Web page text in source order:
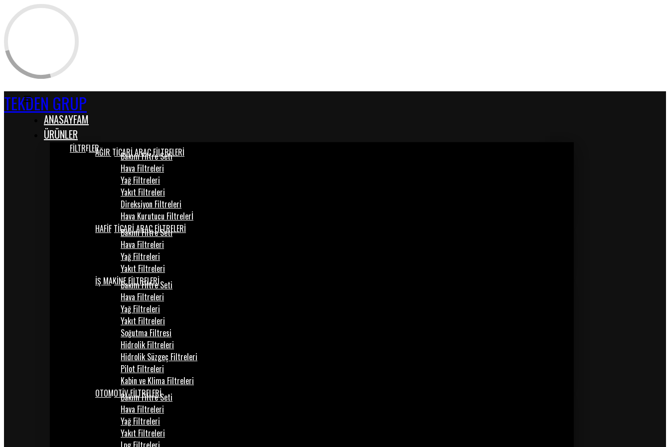
TEKDEN GRUP
ANASAYFAM
ÜRÜNLER
FİLTRELERAĞIR TİCARİ ARAÇ FİLTRELERİ
Bakım Filtre Seti
Hava Filtreleri
Yağ Filtreleri
Yakıt Filtreleri
Direksiyon Filtreleri
Hava Kurutucu Filtrelerİ
HAFİF TİCARİ ARAÇ FİLTRELERİ
Bakım Filtre Seti
Hava Filtreleri
Yağ Filtreleri
Yakıt Filtreleri
İŞ MAKİNE FİLTRELERİ
Bakım Filtre Seti
Hava Filtreleri
Yağ Filtreleri
Yakıt Filtreleri
Soğutma Filtresi
Hidrolik Filtreleri
Hidrolik Süzgeç Filtreleri
Pilot Filtreleri
Kabin ve Klima Filtreleri
OTOMOTİV FİLTRELERİ
Bakım Filtre Seti
Hava Filtreleri
Yağ Filtreleri
Yakıt Filtreleri